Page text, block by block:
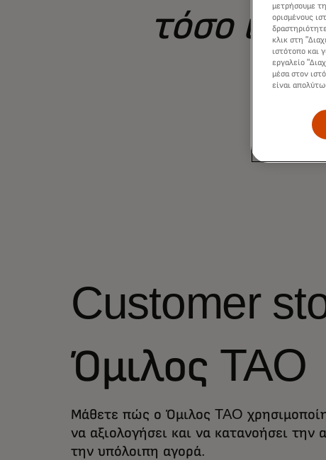
τόσο
Customer
Όμιλος TAO
Μάθετε πώς ο Όμιλος TAO
να αξιολογήσει και να κατανοήσει την
την υπόλοιπη αγορά.
μετρήσουμε
ορισμένους
κλικ στη
ιστότοπο και
εργαλείο
μέσα στον
είναι